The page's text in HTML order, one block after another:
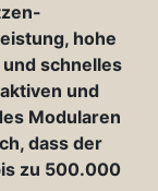
hohe
schnelles
und
Modularen
dass der
zu 500.000